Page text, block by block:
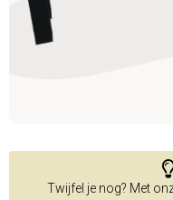
Twijfel je nog? Met